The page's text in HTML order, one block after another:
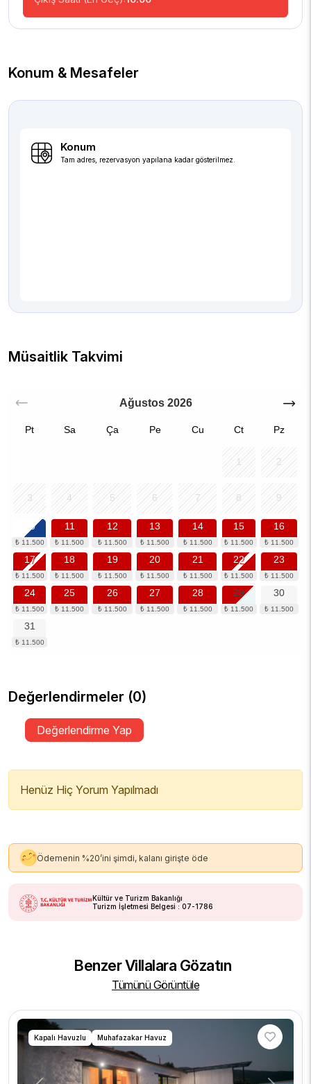
Konum & Mesafeler
Konum
Tam adres, rezervasyon yapılana kadar gösterilmez.
Müsaitlik Takvimi
Ağustos 2026
Pt Sa Ça Pe Cu Ct Pz
1 2
3 4 5 6 7 8 9
10 11 12 13 14 15 16
17 18 19 20 21 22 23
24 25 26 27 28 29 30
31
Değerlendirmeler (0)
Değerlendirme Yap
Henüz Hiç Yorum Yapılmadı
Ödemenin %20’ini şimdi, kalanı girişte öde
Kültür ve Turizm Bakanlığı
Turizm İşletmesi Belgesi : 07-1786
Benzer Villalara Gözatın
Tümünü Görüntüle
Kapalı Havuzlu Muhafazakar Havuz